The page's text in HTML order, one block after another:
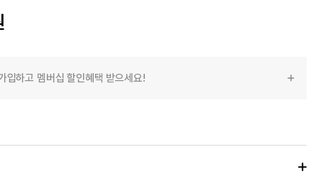
입하고 멤버십 할인혜택 받으세요!